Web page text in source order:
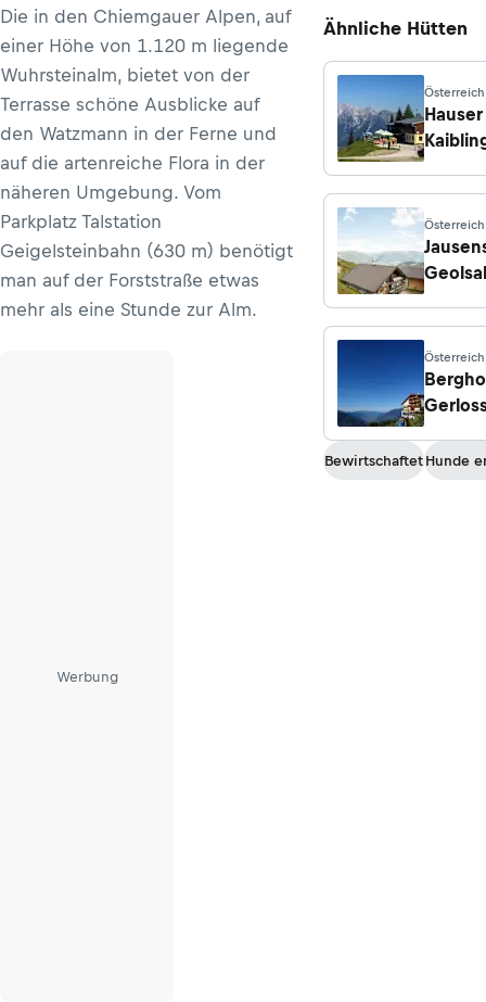
Die in den Chiemgauer Alpen, auf
einer Höhe von 1.120 m liegende
Wuhrsteinalm, bietet von der
Terrasse schöne Ausblicke auf
den Watzmann in der Ferne und
auf die artenreiche Flora in der
näheren Umgebung. Vom
Parkplatz Talstation
Geigelsteinbahn (630 m) benötigt
man auf der Forststraße etwas
mehr als eine Stunde zur Alm.
Werbung
Ähnliche Hütten
Hans/
Hauser
Bewirtschaftet Hunde